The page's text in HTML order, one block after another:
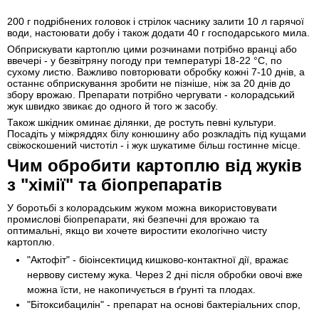
200 г подрібнених головок і стрілок часнику залити 10 л гарячої
води, настоювати добу і також додати 40 г господарського мила.
Обприскувати картоплю цими розчинами потрібно вранці або
ввечері - у безвітряну погоду при температурі 18-22 °С, по
сухому листю. Важливо повторювати обробку кожні 7-10 днів, а
останнє обприскування зробити не пізніше, ніж за 20 днів до
збору врожаю. Препарати потрібно чергувати - колорадський
жук швидко звикає до одного й того ж засобу.
Також шкідник оминає ділянки, де ростуть певні культури.
Посадіть у міжряддях білу конюшину або розкладіть під кущами
свіжоскошений чистотіл - і жук шукатиме більш гостинне місце.
Чим обробити картоплю від жуків
з "хімії" та біопрепаратів
У боротьбі з колорадським жуком можна використовувати
промислові біопрепарати, які безпечні для врожаю та
оптимальні, якщо ви хочете виростити екологічно чисту
картоплю.
"Актофіт" - біоінсектицид кишково-контактної дії, вражає
нервову систему жука. Через 2 дні після обробки овочі вже
можна їсти, не накопичується в ґрунті та плодах.
"Бітоксибацилін" - препарат на основі бактеріальних спор,